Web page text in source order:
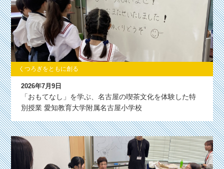
くつろぎをともに創る
2026年7月9日
「おもてなし」を学ぶ、名古屋の喫茶文化を体験した特
別授業 愛知教育大学附属名古屋小学校